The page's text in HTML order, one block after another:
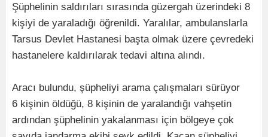
Şüphelinin saldırıları sırasında güzergah üzerindeki 8
kişiyi de yaraladığı öğrenildi. Yaralılar, ambulanslarla
Tarsus Devlet Hastanesi başta olmak üzere çevredeki
hastanelere kaldırılarak tedavi altına alındı.
Aracı bulundu, şüpheliyi arama çalışmaları sürüyor
6 kişinin öldüğü, 8 kişinin de yaralandığı vahşetin
ardından şüphelinin yakalanması için bölgeye çok